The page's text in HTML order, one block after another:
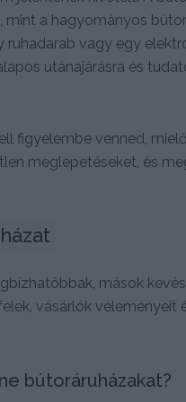
a hagyományos
vagy egy
utánajárásra és
figyelembe venned,
meglepetéseket, és
mások
vásárlók véleményeit
bútoráruházakat?